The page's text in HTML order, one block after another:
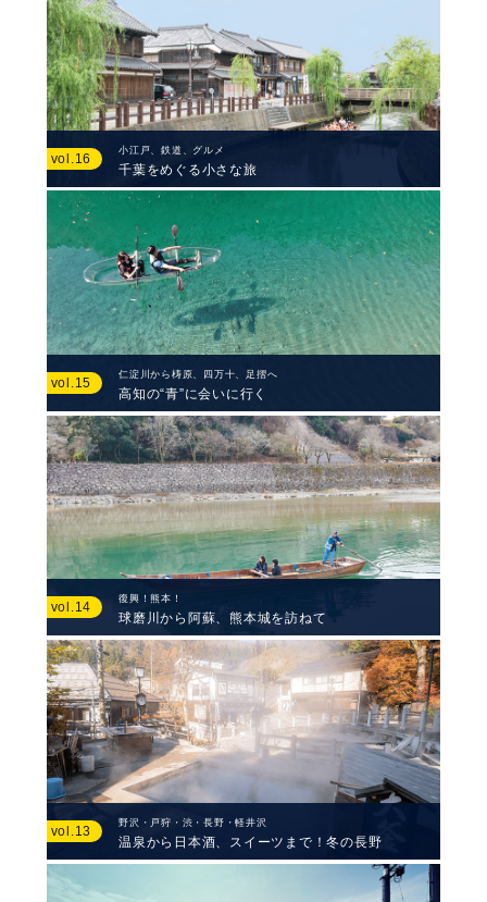
vol.16
小江戸、鉄道、グルメ
千葉をめぐる小さな旅
vol.15
仁淀川から梼原、四万十、足摺へ
高知の“青”に会いに行く
vol.14
復興！熊本！
球磨川から阿蘇、熊本城を訪ねて
vol.13
野沢・戸狩・渋・長野・軽井沢
温泉から日本酒、スイーツまで！冬の長野